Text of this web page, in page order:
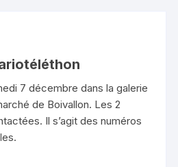
7 décembre dans la galerie
de Boivallon. Les 2
Il s’agit des numéros